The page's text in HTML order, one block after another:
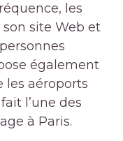
les
site Web et
également
les aéroports
l’une des
à Paris.